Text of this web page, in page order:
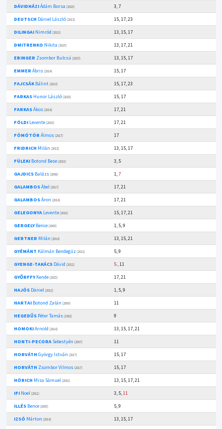
DÁVIDHÁZIÁdám Borsa (2010)
3, 7
DEUTSCH Dániel László (2013)
15, 17, 23
DILINGAINimród (2013)
13, 15, 17
DMITRENKO Nikita (2015)
13, 17, 21
EBINGER Zsombor Bulcsú (2015)
13, 15, 17
EMMER Ábris (2014)
15, 17
FAJCSÁKBálint (2013)
15, 17, 23
FARKASHunor László (2018)
15, 17
FARKASÁkos (2014)
17, 21
FÖLDILevente (2010)
17, 21
FÖMÖTÖR Álmos (2017)
17
FRIDRICH Milán (2013)
13, 15, 17
FÜLEKIBotond Bese (2010)
3, 5
GAJDICSBalázs (2008) 1,7
GALAMBOSÁbel (2017)
17, 21
GALAMBOSÁron (2014)
17, 21
GELEGONYALevente (2016)
15, 17, 21
GERGELYBence (2009)
1, 5, 9
GERTNER Milán (2014)
13, 15, 21
GYÉMÁNT Kálmán Bendegúz (2012)
5, 9
GYENGE-TAKÁCSDávid (2012) 5, 11
GYŐRFFYKende (2015)
17, 21
HAJÓSDániel (2012)
1, 5, 9
HARTAIBotond Zalán (2009)
11
HEGEDŰS Péter Tamás (1982)
9
HOMOKIArnold (2014)
13, 15, 17, 21
HONTI-PECORASebestyén (2007)
11
HORVÁTH György István (2017)
15, 17
HORVÁTH Zsombor Vilmos (2017)
15, 17
HÖRICH Misa Sámuel (2016)
13, 15, 17, 21
IFINoel (2011) 3, 5,11
ILLÉSBence (2005)
5, 9
IZSÓ Márton (2014)
13, 15, 17